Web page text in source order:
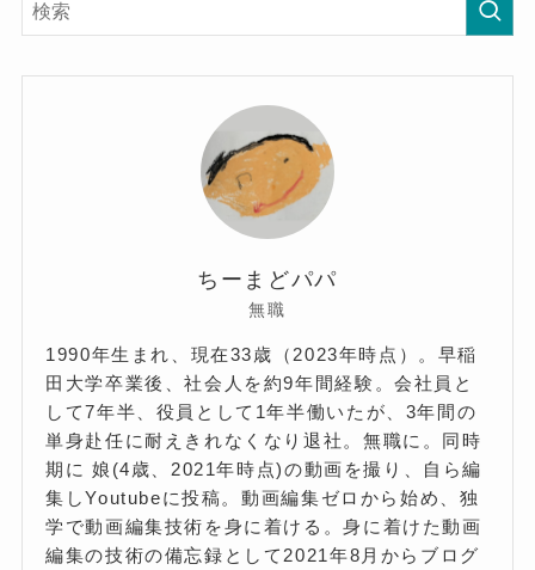
ちーまどパパ
無職
1990年生まれ、現在33歳（2023年時点）。早稲
田大学卒業後、社会人を約9年間経験。会社員と
して7年半、役員として1年半働いたが、3年間の
単身赴任に耐えきれなくなり退社。無職に。同時
期に 娘(4歳、2021年時点)の動画を撮り、自ら編
集しYoutubeに投稿。動画編集ゼロから始め、独
学で動画編集技術を身に着ける。身に着けた動画
編集の技術の備忘録として2021年8月からブログ